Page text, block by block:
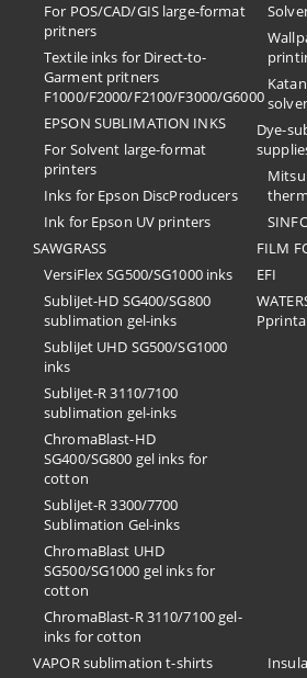
For POS/CAD/GIS large-format
pritners
Textile inks for Direct-to-
Garment pritners
F1000/F2000/F2100/F3000/G6000
EPSON SUBLIMATION INKS
For Solvent large-format
printers
Inks for Epson DiscProducers
Ink for Epson UV printers
SAWGRASS
VersiFlex SG500/SG1000 inks
SubliJet-HD SG400/SG800
sublimation gel-inks
SubliJet UHD SG500/SG1000
inks
SubliJet-R 3110/7100
sublimation gel-inks
ChromaBlast-HD
SG400/SG800 gel inks for
cotton
SubliJet-R 3300/7700
Sublimation Gel-inks
ChromaBlast UHD
SG500/SG1000 gel inks for
cotton
ChromaBlast-R 3110/7100 gel-
inks for cotton
Dye-
FILM
EFI
VAPOR sublimation t-shirts